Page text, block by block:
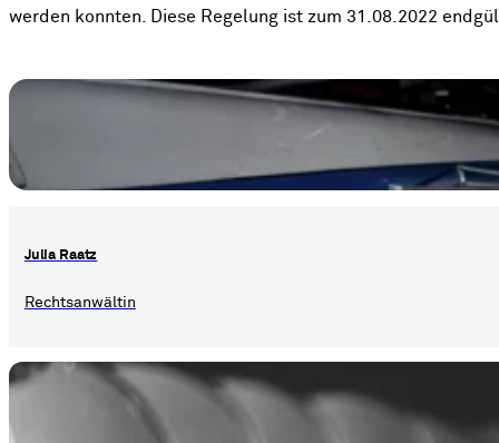
werden konnten. Diese Regelung ist zum 31.08.2022
Julia Raatz
Rechtsanwältin